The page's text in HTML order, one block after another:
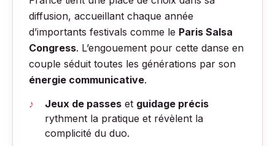
diffusion, accueillant chaque année
d’importants festivals comme le Paris Salsa
Congress. L’engouement pour cette danse en
couple séduit toutes les générations par son
énergie communicative.
Jeux de passes et guidage précis
rythment la pratique et révèlent la
complicité du duo.